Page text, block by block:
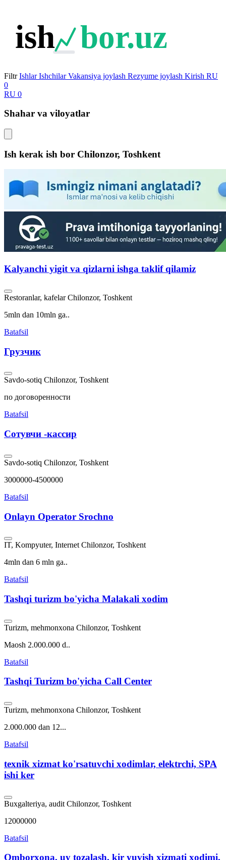
ish bor.uz
Filtr Ishlar Ishchilar Vakansiya joylash Rezyume joylash Kirish RU
0
RU 0
Shahar va viloyatlar
Ish kerak ish bor Chilonzor, Toshkent
Kalyanchi yigit va qizlarni ishga taklif qilamiz
Restoranlar, kafelar Chilonzor, Toshkent
5mln dan 10mln ga..
Batafsil
Грузчик
Savdo-sotiq Chilonzor, Toshkent
по договоренности
Batafsil
Сотувчи -кассир
Savdo-sotiq Chilonzor, Toshkent
3000000-4500000
Batafsil
Onlayn Operator Srochno
IT, Kompyuter, Internet Chilonzor, Toshkent
4mln dan 6 mln ga..
Batafsil
Tashqi turizm bo'yicha Malakali xodim
Turizm, mehmonxona Chilonzor, Toshkent
Maosh 2.000.000 d..
Batafsil
Tashqi Turizm bo'yicha Call Center
Turizm, mehmonxona Chilonzor, Toshkent
2.000.000 dan 12...
Batafsil
texnik xizmat ko'rsatuvchi xodimlar, elektrchi, SPA
ishi ker
Buxgalteriya, audit Chilonzor, Toshkent
12000000
Batafsil
Omborxona, uy tozalash, kir yuvish xizmati xodimi,